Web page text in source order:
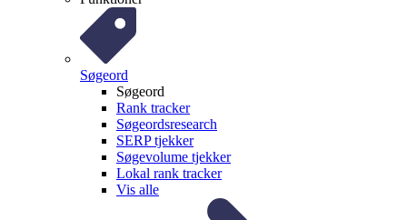
Søgeord
Søgeord
Rank tracker
Søgeordsresearch
SERP tjekker
Søgevolume tjekker
Lokal rank tracker
Vis alle